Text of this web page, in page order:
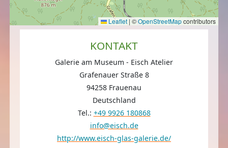
Leaflet | ©OpenStreetMapcontributors
KONTAKT
Galerie am Museum - Eisch Atelier
Grafenauer Straße 8
94258 Frauenau
Deutschland
Tel.: +49 9926 180868
info@eisch.de
http://www.eisch-glas-galerie.de/